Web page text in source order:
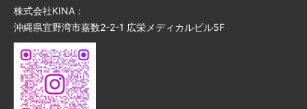
株式会社KINA：
沖縄県宜野湾市嘉数2-2-1 広栄メディカルビル5F